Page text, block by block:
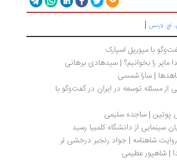
|
میوریل اسپارک
را بخوانیم؟ | سیدهادی برهانی
سارا شمسی
روایت فرهنگ رجایی از مسئله توسعه در ایران در گفت‌وگو با
| ساجده سلیمی
از دانشگاه کلمبیا رسید
| جواد رنجبر درخشی لر
عظیمی